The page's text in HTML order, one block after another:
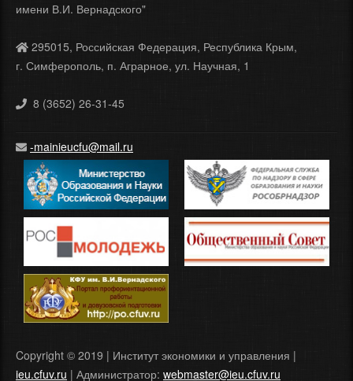
имени В.И. Вернадского"
295015, Российская Федерация, Республика Крым,
г. Симферополь, п. Аграрное, ул. Научная, 1
8 (3652) 26-31-45
-mainieucfu@mail.ru
Copyright © 2019 | Институт экономики и управления |
ieu.cfuv.ru | Администратор: webmaster@ieu.cfuv.ru